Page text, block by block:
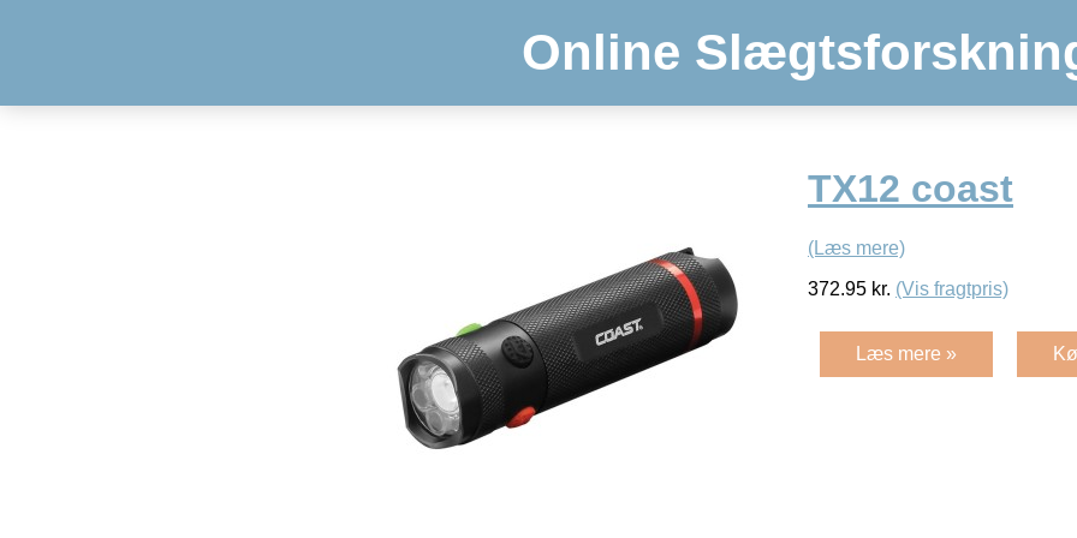
Online
TX12 coast
(Læs mere)
372.95 kr. (Vis fragtpris)
Læs mere »